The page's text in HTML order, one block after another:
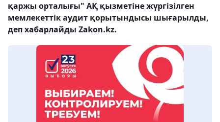
қаржы орталығы" АҚ қызметіне жүргізілген
мемлекеттік аудит қорытындысы шығарылды,
деп хабарлайды Zakon.kz.